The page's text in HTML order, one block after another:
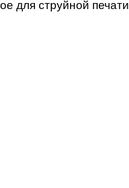
для струйной печати